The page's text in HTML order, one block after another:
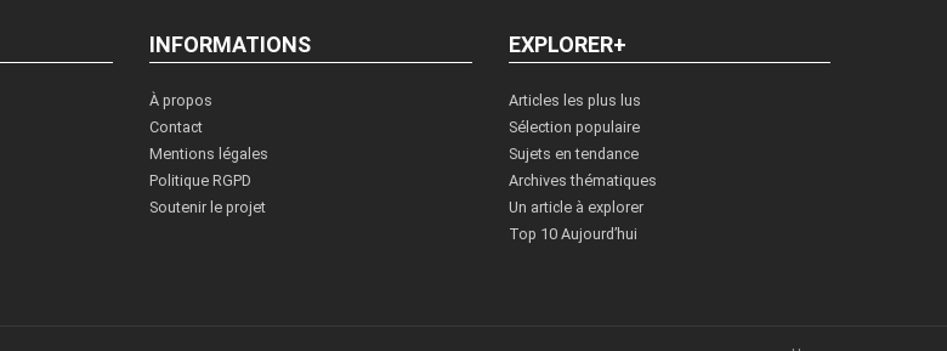
INFORMATIONS
À propos
Contact
Mentions légales
Politique RGPD
Soutenir le projet
EXPLORER+
Articles les plus lus
Sélection populaire
Sujets en tendance
Archives thématiques
Un article à explorer
Top 10 Aujourd’hui